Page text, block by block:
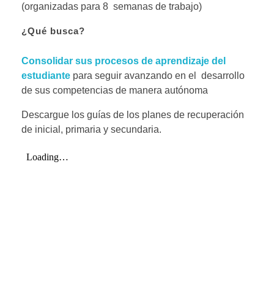
(organizadas para 8 semanas de trabajo)
¿Qué busca?
Consolidar sus procesos de aprendizaje del
estudiante para seguir avanzando en el desarrollo
de sus competencias de manera autónoma
Descargue los guías de los planes de recuperación
de inicial, primaria y secundaria.